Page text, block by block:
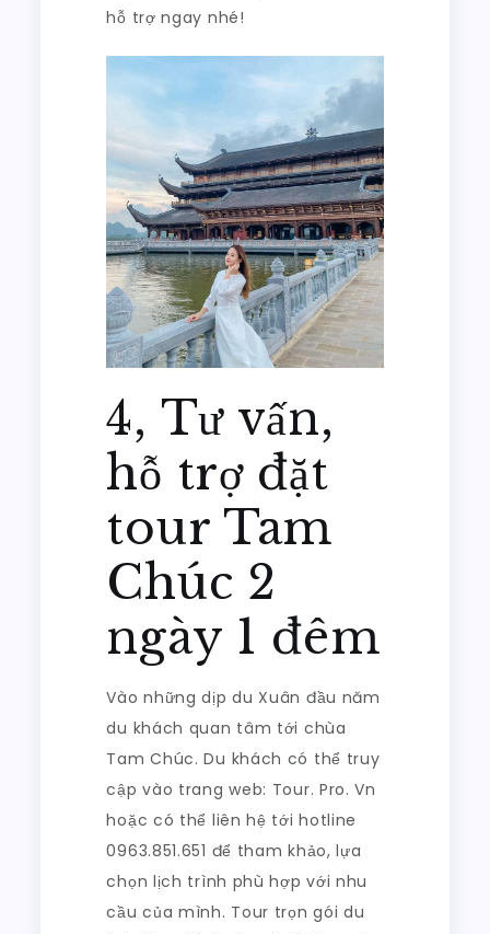
hỗ trợ ngay nhé!
4, Tư vấn,
hỗ trợ đặt
tour Tam
Chúc 2
ngày 1 đêm
Vào những dịp du Xuân đầu năm
du khách quan tâm tới chùa
Tam Chúc. Du khách có thể truy
cập vào trang web: Tour. Pro. Vn
hoặc có thể liên hệ tới hotline
0963.851.651 để tham khảo, lựa
chọn lịch trình phù hợp với nhu
cầu của mình. Tour trọn gói du